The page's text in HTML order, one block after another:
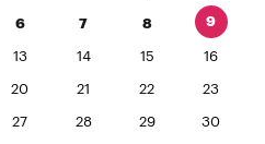
6 7 8 9
13 14 15 16
20 21 22 23
27 28 29 30